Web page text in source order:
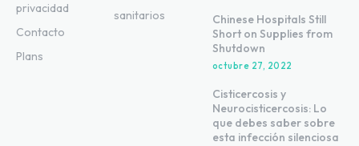
privacidad
Contacto
Plans
sanitarios
Chinese Hospitals Still
Short on Supplies from
Shutdown
octubre 27, 2022
Cisticercosis y
Neurocisticercosis: Lo
que debes saber sobre
esta infección silenciosa